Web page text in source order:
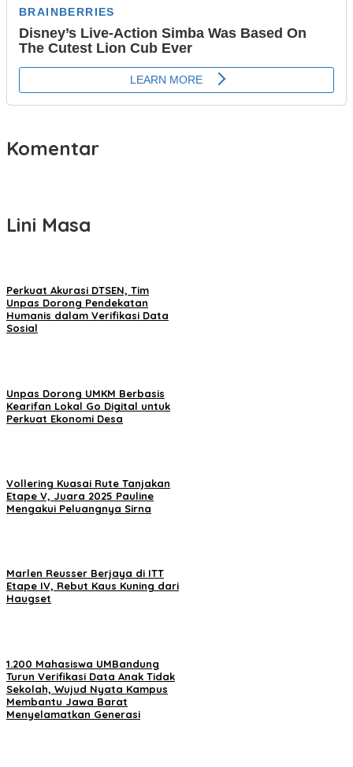
Komentar
Lini Masa
Perkuat Akurasi DTSEN, Tim
Unpas Dorong Pendekatan
Humanis dalam Verifikasi Data
Sosial
Unpas Dorong UMKM Berbasis
Kearifan Lokal Go Digital untuk
Perkuat Ekonomi Desa
Vollering Kuasai Rute Tanjakan
Etape V, Juara 2025 Pauline
Mengakui Peluangnya Sirna
Marlen Reusser Berjaya di ITT
Etape IV, Rebut Kaus Kuning dari
Haugset
1.200 Mahasiswa UMBandung
Turun Verifikasi Data Anak Tidak
Sekolah, Wujud Nyata Kampus
Membantu Jawa Barat
Menyelamatkan Generasi